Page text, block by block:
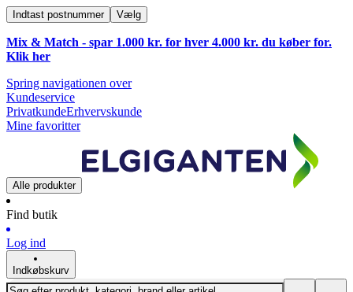
Indtast postnummer Vælg
Mix & Match - spar 1.000 kr. for hver 4.000 kr. du køber for.
Klik her
Spring navigationen over
Kundeservice
PrivatkundeErhvervskunde
Mine favoritter
Alle produkter
Find butik
Log ind
Indkøbskurv